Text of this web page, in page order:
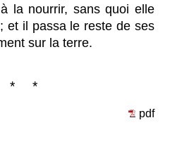
la nourrir, sans quoi elle
et il passa le reste de ses
sur la terre.
* *
pdf